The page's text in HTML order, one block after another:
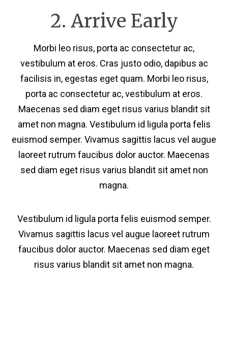
2. Arrive Early
Morbi leo risus, porta ac consectetur ac,
vestibulum at eros. Cras justo odio, dapibus ac
facilisis in, egestas eget quam. Morbi leo risus,
porta ac consectetur ac, vestibulum at eros.
Maecenas sed diam eget risus varius blandit sit
amet non magna. Vestibulum id ligula porta felis
euismod semper. Vivamus sagittis lacus vel augue
laoreet rutrum faucibus dolor auctor. Maecenas
sed diam eget risus varius blandit sit amet non
magna.
Vestibulum id ligula porta felis euismod semper.
Vivamus sagittis lacus vel augue laoreet rutrum
faucibus dolor auctor. Maecenas sed diam eget
risus varius blandit sit amet non magna.